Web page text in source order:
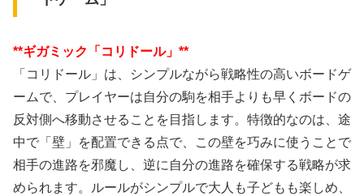
**ギガミック「コリドール」**
「コリドール」は、シンプルながら戦略性の高いボードゲ
ームで、プレイヤーは自分の駒を相手よりも早くボードの
反対側へ移動させることを目指します。特徴的なのは、途
中で「壁」を配置できる点で、この壁を巧みに使うことで
相手の進路を邪魔し、逆に自分の進路を確保する戦略が求
められます。ルールがシンプルで大人も子どもも楽しめ、